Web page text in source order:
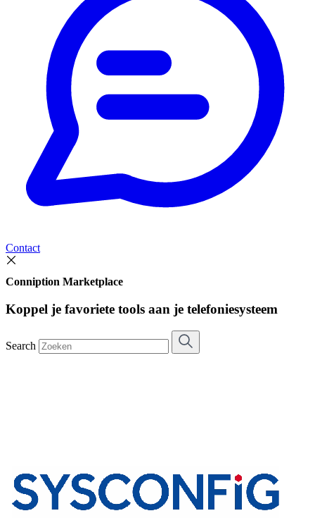
Contact
Conniption Marketplace
Koppel je favoriete tools aan je telefoniesysteem
Search